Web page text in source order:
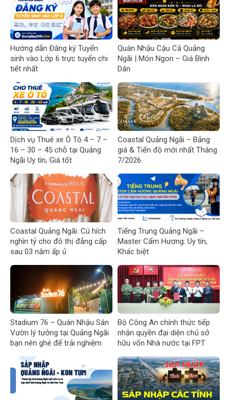
Hướng dẫn Đăng ký Tuyển
sinh vào Lớp 6 trực tuyến chi
tiết nhất
Quán Nhậu Cậu Cả Quảng
Ngãi | Món Ngon – Giá Bình
Dân
Dịch vụ Thuê xe Ô Tô 4 – 7 –
16 – 30 – 45 chỗ tại Quảng
Ngãi Uy tín, Giá tốt
Coastal Quảng Ngãi – Bảng
giá & Tiến độ mới nhất Tháng
7/2026
Coastal Quảng Ngãi: Cú hích
nghìn tỷ cho đô thị đẳng cấp
sau 03 năm ấp ủ
Tiếng Trung Quảng Ngãi –
Master Cẩm Hương: Uy tín,
Khác biệt
Stadium 76 – Quán Nhậu Sân
Vườn lý tưởng tại Quảng Ngãi
bạn nên ghé để trải nghiệm
Bộ Công An chính thức tiếp
nhận quyền đại diện chủ sở
hữu vốn Nhà nước tại FPT